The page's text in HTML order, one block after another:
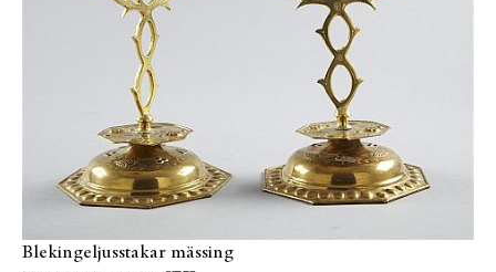
Blekingeljusstakar mässing